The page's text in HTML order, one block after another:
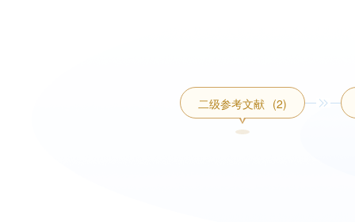
二级参考文献 (2)